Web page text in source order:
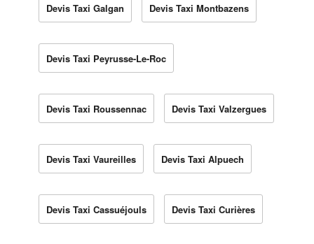
Devis Taxi Galgan Devis Taxi Montbazens
Devis Taxi Peyrusse-Le-Roc
Devis Taxi Roussennac Devis Taxi Valzergues
Devis Taxi Vaureilles Devis Taxi Alpuech
Devis Taxi Cassuéjouls Devis Taxi Curières